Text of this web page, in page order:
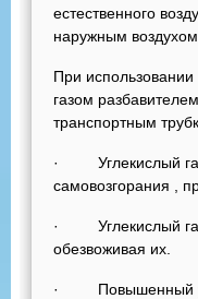
естественного
наружным воздухом.
При
газом
транспортным
· Углекислый газ
самовозгорания ,
· Углекислый газ
обезвоживая их.
· Повышенный